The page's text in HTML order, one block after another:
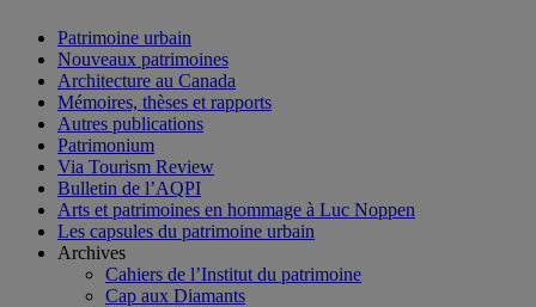
Patrimoine urbain
Nouveaux patrimoines
Architecture au Canada
Mémoires, thèses et rapports
Autres publications
Patrimonium
Via Tourism Review
Bulletin de l’AQPI
Arts et patrimoines en hommage à Luc Noppen
Les capsules du patrimoine urbain
Archives
Cahiers de l’Institut du patrimoine
Cap aux Diamants